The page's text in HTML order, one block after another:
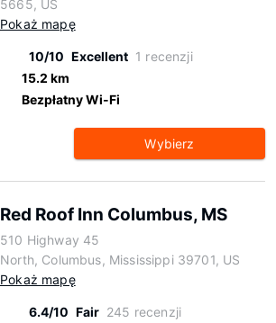
5665, US
Pokaż mapę
10/10 Excellent 1 recenzji
15.2 km
Bezpłatny Wi-Fi
Wybierz
Red Roof Inn Columbus, MS
510 Highway 45
North, Columbus, Mississippi 39701, US
Pokaż mapę
6.4/10 Fair 245 recenzji